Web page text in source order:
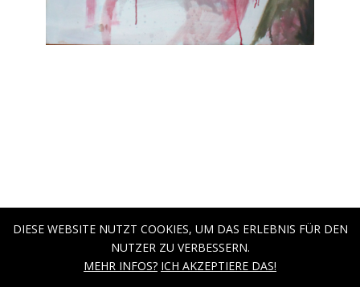
DIESE WEBSITE NUTZT COOKIES, UM DAS ERLEBNIS FÜR DEN
NUTZER ZU VERBESSERN.
MEHR INFOS? ICH AKZEPTIERE DAS!